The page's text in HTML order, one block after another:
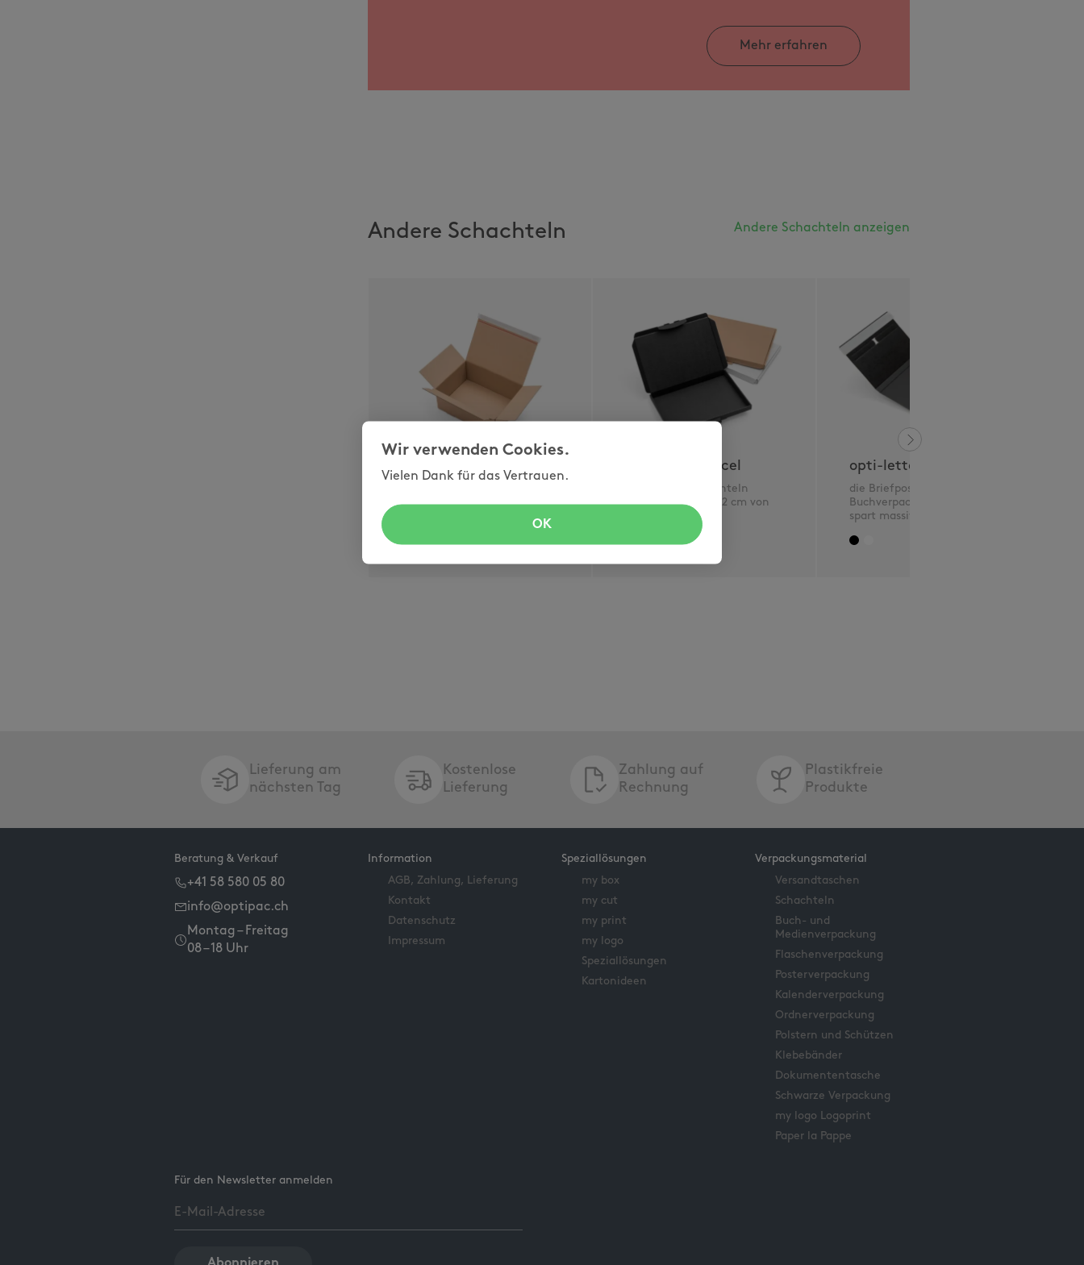
Mehr erfahren
Andere Schachteln Andere Schachteln anzeigen
opti-speedbox
Automatikboden und
opti-letterparcel
Klappdeckelschachteln
briefpostkonform 2 cm von
opti-letterbox
die Briefpostkonforme
Buchverpackung mit 2 cm,
spart massiv Porto !
Lieferung am
nächsten Tag
Kostenlose
Lieferung
Zahlung auf
Rechnung
Plastikfreie
Produkte
Beratung & Verkauf
+41 58 580 05 80
info@optipac.ch
Montag – Freitag
08 – 18 Uhr
Information
AGB, Zahlung, Lieferung
Kontakt
Datenschutz
Impressum
Speziallösungen
my box
my cut
my print
my logo
Speziallösungen
Kartonideen
Verpackungsmaterial
Versandtaschen
Schachteln
Buch- und
Medienverpackung
Flaschenverpackung
Posterverpackung
Kalenderverpackung
Ordnerverpackung
Polstern und Schützen
Klebebänder
Dokumententasche
Schwarze Verpackung
my logo Logoprint
Paper la Pappe
Für den Newsletter anmelden
Wir verwenden Cookies.
Vielen Dank für das Vertrauen.
OK